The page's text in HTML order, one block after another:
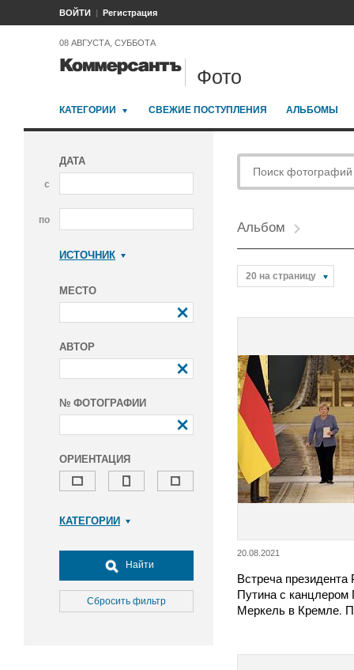
ВОЙТИ Регистрация
08 АВГУСТА, СУББОТА
Фото
КАТЕГОРИИ СВЕЖИЕ ПОСТУПЛЕНИЯ АЛЬБОМЫ
ДАТА
с
по
ИСТОЧНИК
МЕСТО
АВТОР
№ ФОТОГРАФИИ
ОРИЕНТАЦИЯ
КАТЕГОРИИ
Досуг, туризм и отдых
Культура
Медицина
Найти
Сбросить фильтр
Альбом
20 на страницу
20.08.2021
Встреча
Путина с канцлером
Меркель в Кремле.